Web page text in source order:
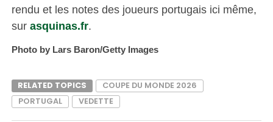
rendu et les notes des joueurs portugais ici même,
sur asquinas.fr.
Photo by Lars Baron/Getty Images
RELATED TOPICS
COUPE DU MONDE 2026
PORTUGAL
VEDETTE